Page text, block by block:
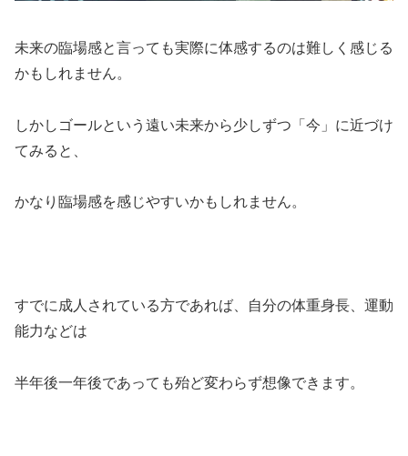
未来の臨場感と言っても実際に体感するのは難しく感じる
かもしれません。
しかしゴールという遠い未来から少しずつ「今」に近づけ
てみると、
かなり臨場感を感じやすいかもしれません。
すでに成人されている方であれば、自分の体重身長、運動
能力などは
半年後一年後であっても殆ど変わらず想像できます。